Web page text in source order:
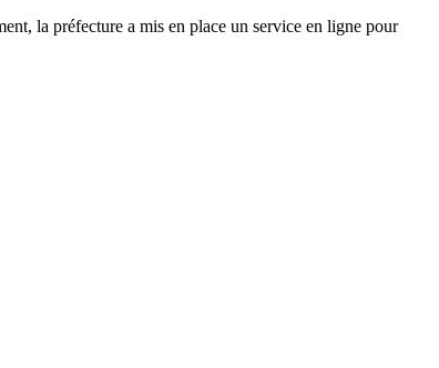
la préfecture a mis en place un service en ligne pour